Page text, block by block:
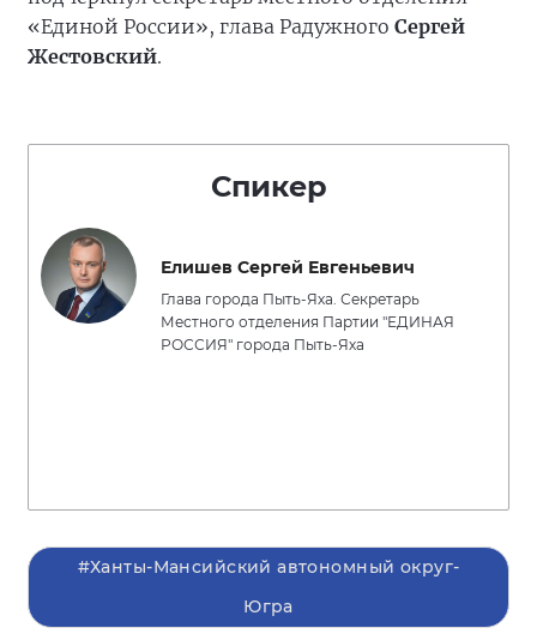
«Единой России», глава Радужного Сергей
Жестовский.
Спикер
Елишев Сергей Евгеньевич
Глава города Пыть-Яха. Секретарь
Местного отделения Партии "ЕДИНАЯ
РОССИЯ" города Пыть-Яха
#Ханты-Мансийский автономный округ-
Югра